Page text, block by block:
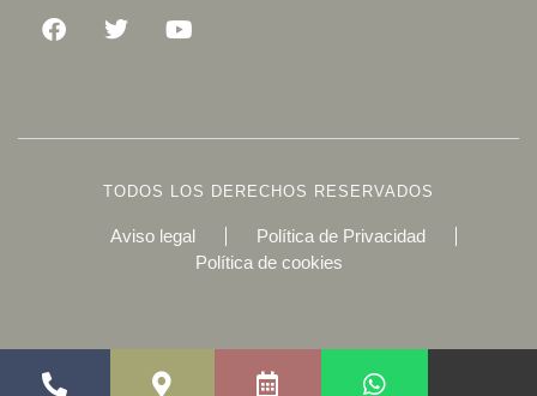
TODOS LOS DERECHOS RESERVADOS
Aviso legal
Política de Privacidad
Política de cookies